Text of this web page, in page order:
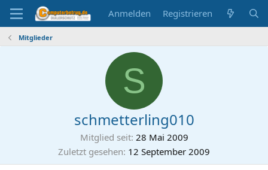
Anmelden Registrieren
Mitglieder
S
schmetterling010
Mitglied seit 28 Mai 2009
Zuletzt gesehen 12 September 2009